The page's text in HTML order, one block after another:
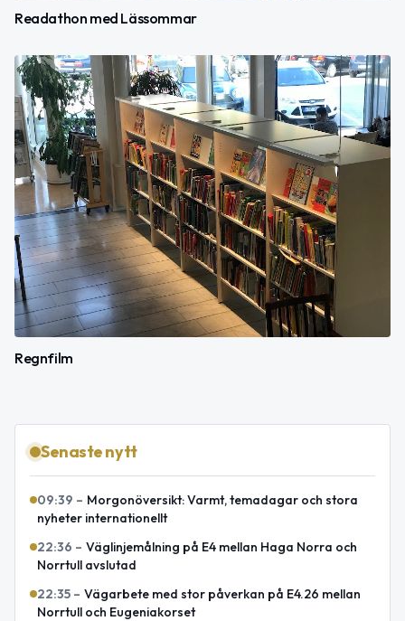
Readathon med Lässommar
Regnfilm
Senaste nytt
09:39 – Morgonöversikt: Varmt, temadagar och stora
nyheter internationellt
22:36 – Väglinjemålning på E4 mellan Haga Norra och
Norrtull avslutad
22:35 – Vägarbete med stor påverkan på E4.26 mellan
Norrtull och Eugeniakorset